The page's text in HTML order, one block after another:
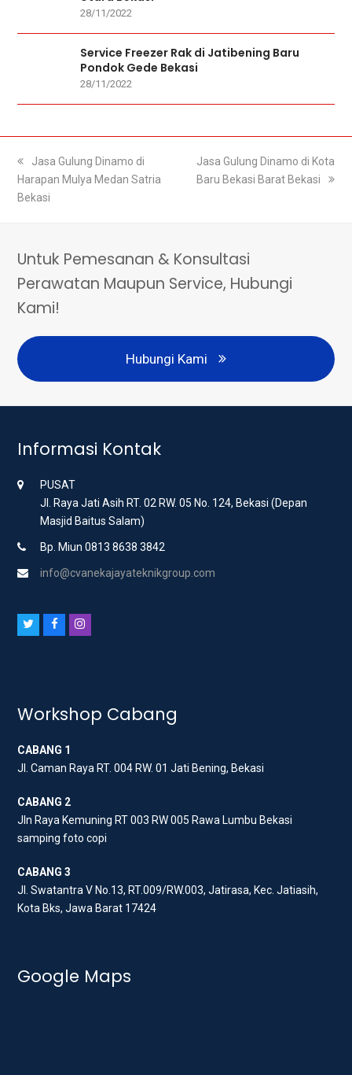
28/11/2022
Service Freezer Rak di Jatibening Baru
Pondok Gede Bekasi
28/11/2022
previous
post:
Jasa Gulung Dinamo di
Harapan Mulya Medan Satria
Bekasi
next
post:
Jasa Gulung Dinamo di Kota
Baru Bekasi Barat Bekasi
Untuk Pemesanan & Konsultasi
Perawatan Maupun Service, Hubungi
Kami!
Hubungi Kami
Informasi Kontak
PUSAT
Jl. Raya Jati Asih RT. 02 RW. 05 No. 124, Bekasi (Depan
Masjid Baitus Salam)
Bp. Miun 0813 8638 3842
info@cvanekajayateknikgroup.com
t
r
b
o
k
a
a
Workshop Cabang
CABANG 1
Jl. Caman Raya RT. 004 RW. 01 Jati Bening, Bekasi
CABANG 2
Jln Raya Kemuning RT 003 RW 005 Rawa Lumbu Bekasi
samping foto copi
CABANG 3
Jl. Swatantra V No.13, RT.009/RW.003, Jatirasa, Kec. Jatiasih,
Kota Bks, Jawa Barat 17424
Google Maps